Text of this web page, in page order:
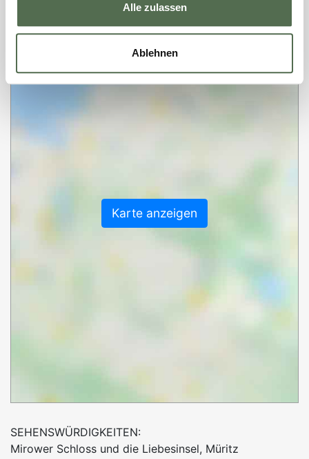
Alle zulassen
Ablehnen
Karte anzeigen
SEHENSWÜRDIGKEITEN:
Mirower Schloss und die Liebesinsel, Müritz